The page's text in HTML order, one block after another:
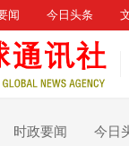
闻 今日头条
时政要闻 今日